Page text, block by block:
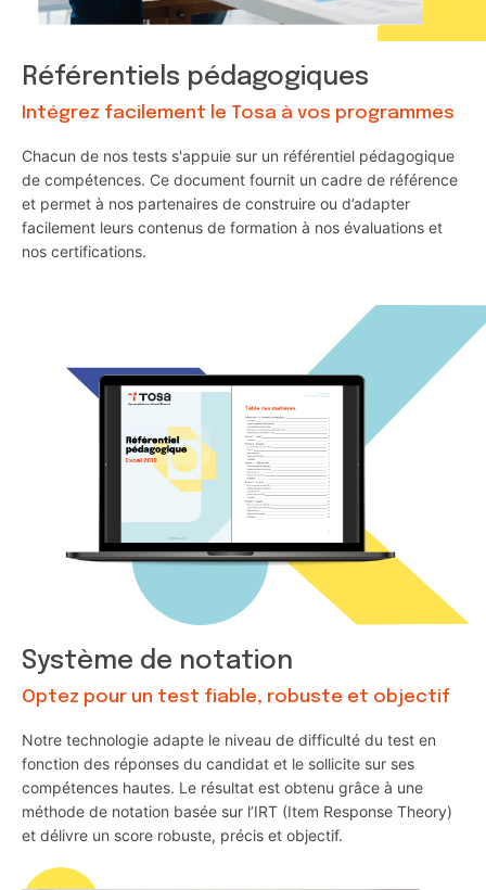
Référentiels pédagogiques
Intégrez facilement le Tosa à vos programmes
Chacun de nos tests s'appuie sur un référentiel pédagogique
de compétences. Ce document fournit un cadre de référence
et permet à nos partenaires de construire ou d’adapter
facilement leurs contenus de formation à nos évaluations et
nos certifications.
Système de notation
Optez pour un test fiable, robuste et objectif
Notre technologie adapte le niveau de difficulté du test en
fonction des réponses du candidat et le sollicite sur ses
compétences hautes. Le résultat est obtenu grâce à une
méthode de notation basée sur l’IRT (Item Response Theory)
et délivre un score robuste, précis et objectif.